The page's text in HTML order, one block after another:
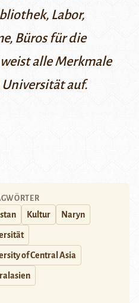
Labor,
Büros für die
alle Merkmale
auf.
Kultur Naryn
of Central Asia